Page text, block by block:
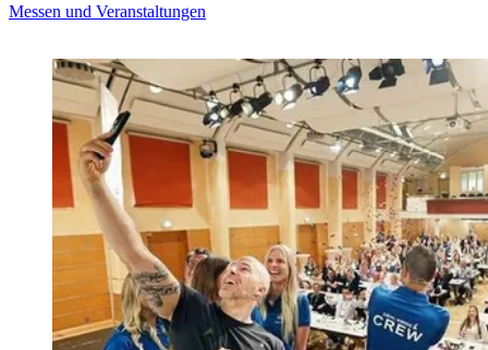
Messen und Veranstaltungen